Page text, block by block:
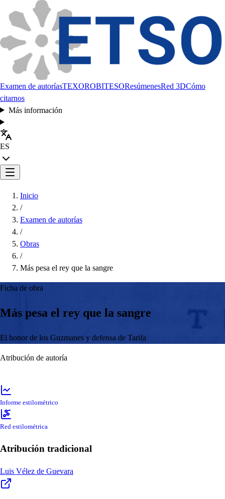
Examen de autoríasTEXOROBITESOResúmenesRed 3DCómo
citarnos
Más información
ES
Inicio
/
Examen de autorías
/
Obras
/
Más pesa el rey que la sangre
Ficha de obra
Más pesa el rey que la sangre
El honor de los Guzmanes y defensa de Tarifa
Atribución de autoría
Informe estilométrico
Red estilométrica
Atribución tradicional
Luis Vélez de Guevara